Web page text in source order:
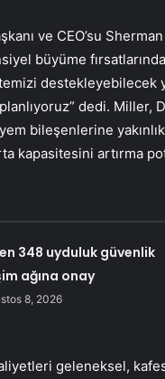
ve CEO’su
büyüme
dedi. Miller,
bileşenlerine
kapasitesini artırma
348 uyduluk güvenlik
ağına onay
8, 2026
geleneksel,